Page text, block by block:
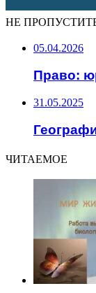
НЕ
05.04.2026
Право:
31.05.2025
ЧИТАЕМОЕ